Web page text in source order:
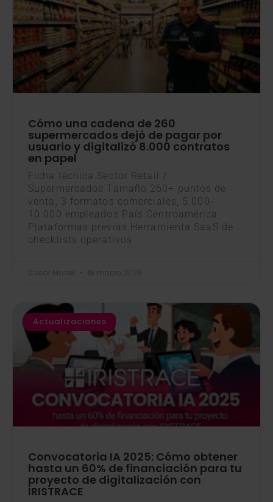
Cómo una cadena de 260
supermercados dejó de pagar por
usuario y digitalizó 8.000 contratos
en papel
Ficha técnica Sector Retail /
Supermercados Tamaño 260+ puntos de
venta, 3 formatos comerciales, 5.000-
10.000 empleados País Centroamérica
Plataformas previas Herramienta SaaS de
checklists operativos
Actualizaciones
Convocatoria IA 2025: Cómo obtener
hasta un 60% de financiación para tu
proyecto de digitalización con
IRISTRACE